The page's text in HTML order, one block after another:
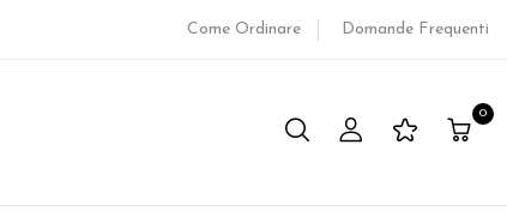
Come Ordinare Domande Frequenti
0